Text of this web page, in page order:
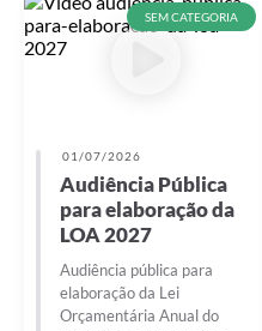
SEM CATEGORIA
01/07/2026
Audiência Pública
para elaboração da
LOA 2027
Audiência pública para
elaboração da Lei
Orçamentária Anual do